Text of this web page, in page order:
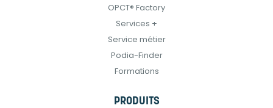
OPCT® Factory
Services +
Service métier
Podia-Finder
Formations
PRODUITS